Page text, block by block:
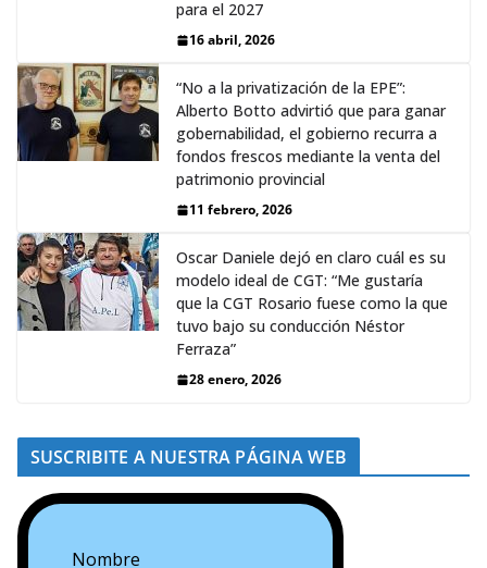
para el 2027
16 abril, 2026
“No a la privatización de la EPE”:
Alberto Botto advirtió que para ganar
gobernabilidad, el gobierno recurra a
fondos frescos mediante la venta del
patrimonio provincial
11 febrero, 2026
Oscar Daniele dejó en claro cuál es su
modelo ideal de CGT: “Me gustaría
que la CGT Rosario fuese como la que
tuvo bajo su conducción Néstor
Ferraza”
28 enero, 2026
SUSCRIBITE A NUESTRA PÁGINA WEB
Nombre